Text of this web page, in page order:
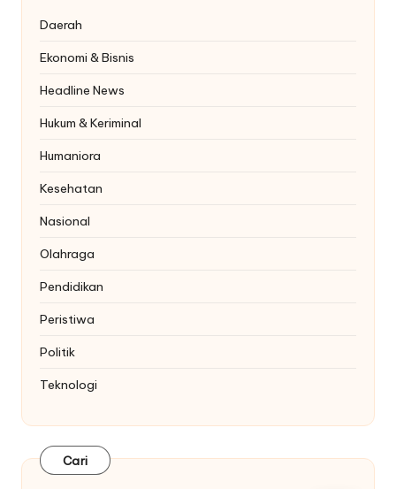
Daerah
Ekonomi & Bisnis
Headline News
Hukum & Keriminal
Humaniora
Kesehatan
Nasional
Olahraga
Pendidikan
Peristiwa
Politik
Teknologi
Cari